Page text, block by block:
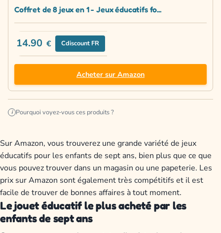
Coffret de 8 jeux en 1 - Jeux éducatifs fo...
14.90 € Cdiscount FR
Acheter sur Amazon
i Pourquoi voyez-vous ces produits ?
Sur Amazon, vous trouverez une grande variété de jeux
éducatifs pour les enfants de sept ans, bien plus que ce que
vous pouvez trouver dans un magasin ou une papeterie. Les
prix sur Amazon sont également très compétitifs et il est
facile de trouver de bonnes affaires à tout moment.
Le jouet éducatif le plus acheté par les
enfants de sept ans